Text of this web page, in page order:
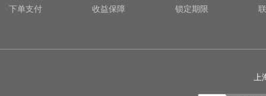
下单支付
收益保障
锁定期限